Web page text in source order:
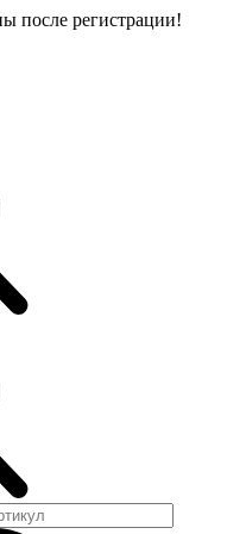
после регистрации!